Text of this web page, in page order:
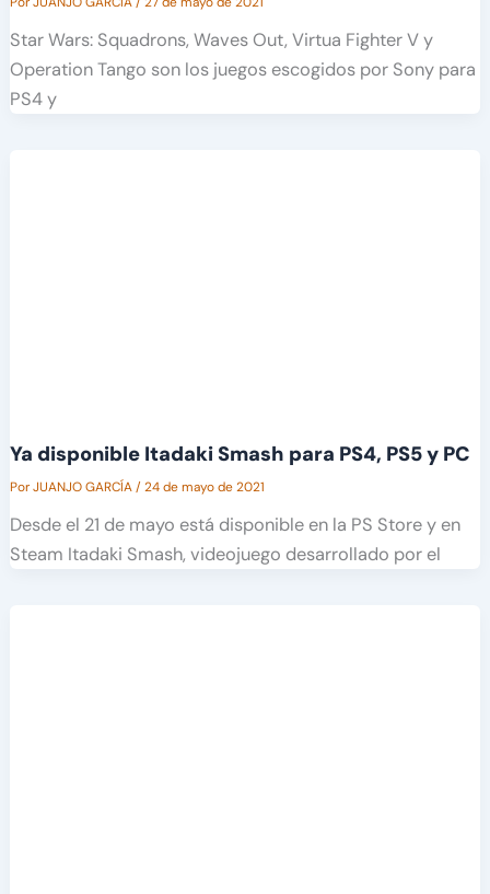
Star Wars: Squadrons, Waves Out, Virtua Fighter V y
Operation Tango son los juegos escogidos por Sony para
PS4 y
Ya disponible Itadaki Smash para PS4, PS5 y PC
PorJUANJO GARCÍA/24 de mayo de 2021
Desde el 21 de mayo está disponible en la PS Store y en
Steam Itadaki Smash, videojuego desarrollado por el